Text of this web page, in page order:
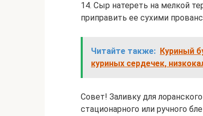
14. Сыр натереть на мелкой
приправить ее сухими
Читайте также: Куриный
куриных сердечек,
Совет! Заливку для
стационарного или ручного